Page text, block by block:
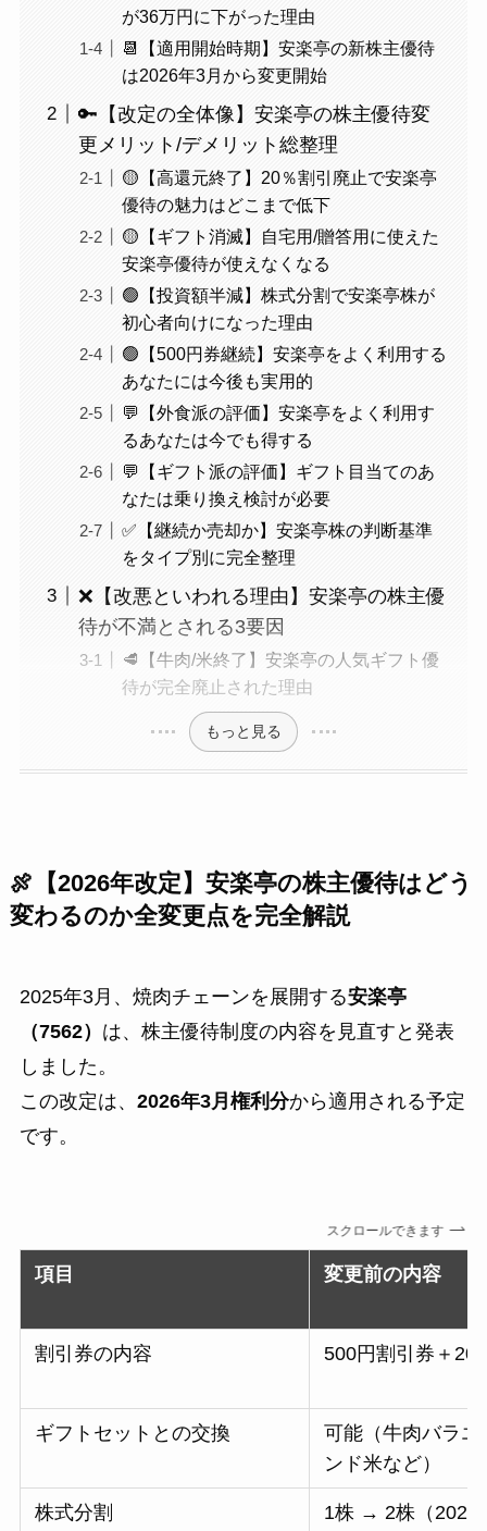
が36万円に下がった理由
📆【適用開始時期】安楽亭の新株主優待
は2026年3月から変更開始
🔑【改定の全体像】安楽亭の株主優待変
更メリット/デメリット総整理
🟡【高還元終了】20％割引廃止で安楽亭
優待の魅力はどこまで低下
🟡【ギフト消滅】自宅用/贈答用に使えた
安楽亭優待が使えなくなる
🟢【投資額半減】株式分割で安楽亭株が
初心者向けになった理由
🟢【500円券継続】安楽亭をよく利用する
あなたには今後も実用的
💬【外食派の評価】安楽亭をよく利用す
るあなたは今でも得する
💬【ギフト派の評価】ギフト目当てのあ
なたは乗り換え検討が必要
✅【継続か売却か】安楽亭株の判断基準
をタイプ別に完全整理
❌【改悪といわれる理由】安楽亭の株主優
待が不満とされる3要因
🥩【牛肉/米終了】安楽亭の人気ギフト優
待が完全廃止された理由
もっと見る
🍖【2026年改定】安楽亭の株主優待はどう
変わるのか全変更点を完全解説
2025年3月、焼肉チェーンを展開する安楽亭
（7562） は、株主優待制度の内容を見直すと発表
しました。
この改定は、 2026年3月権利分から適用される予定
です。
スクロールできます
項目 変更前の内容
割引券の内容 500円割引券＋20
ギフトセットとの交換
可能（牛肉バラエ
ンド米など）
株式分割 1株 → 2株（2025